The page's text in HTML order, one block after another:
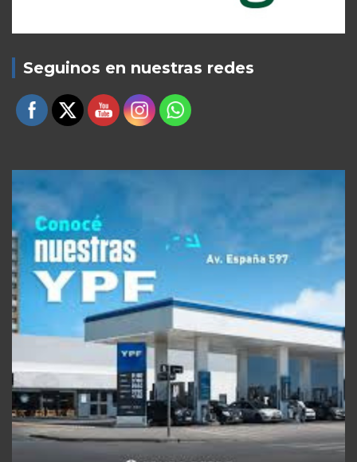
Seguinos en nuestras redes